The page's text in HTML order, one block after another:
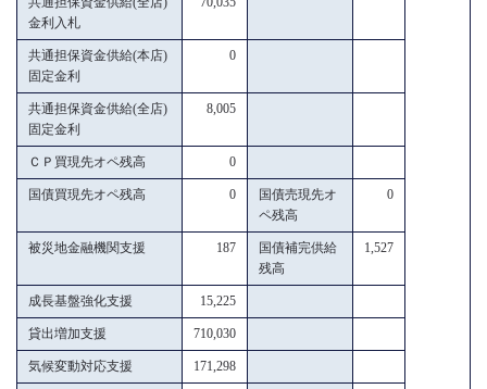
金利入札
共通担保資金供給(本店)
固定金利
0
共通担保資金供給(全店)
固定金利
8,005
ＣＰ買現先オペ残高 0
国債買現先オペ残高 0
国債売現先オ
ペ残高
0
被災地金融機関支援 187
国債補完供給
残高
1,527
成長基盤強化支援 15,225
貸出増加支援 710,030
気候変動対応支援 171,298